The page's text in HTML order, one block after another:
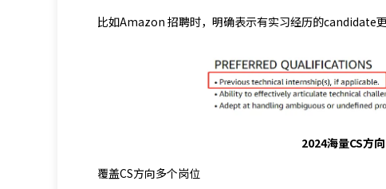
比如Amazon 招聘时，明确表示有实习经历的candidate更
2024海量CS方
覆盖CS方向多个岗位